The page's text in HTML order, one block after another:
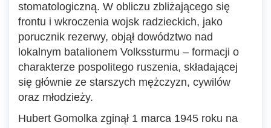
stomatologiczną. W obliczu zbliżającego się
frontu i wkroczenia wojsk radzieckich, jako
porucznik rezerwy, objął dowództwo nad
lokalnym batalionem Volkssturmu – formacji o
charakterze pospolitego ruszenia, składającej
się głównie ze starszych mężczyzn, cywilów
oraz młodzieży.
Hubert Gomolka zginął 1 marca 1945 roku na